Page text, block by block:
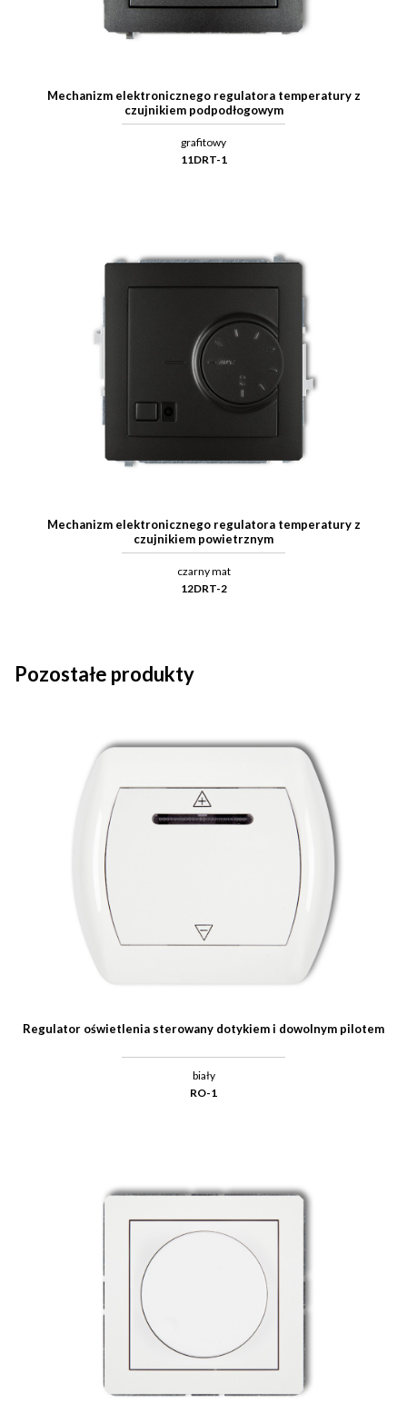
Mechanizm elektronicznego regulatora temperatury z
czujnikiem podpodłogowym
grafitowy
11DRT-1
Mechanizm elektronicznego regulatora temperatury z
czujnikiem powietrznym
czarny mat
12DRT-2
Pozostałe produkty
Regulator oświetlenia sterowany dotykiem i dowolnym pilotem
biały
RO-1